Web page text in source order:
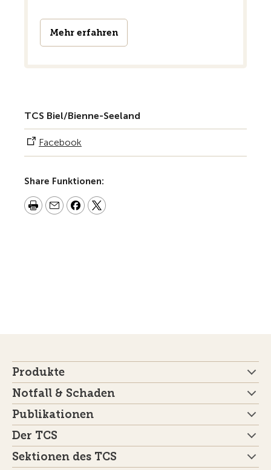
Mehr erfahren
TCS Biel/Bienne-Seeland
Facebook
Share Funktionen:
Produkte
Notfall & Schaden
Publikationen
Der TCS
Sektionen des TCS